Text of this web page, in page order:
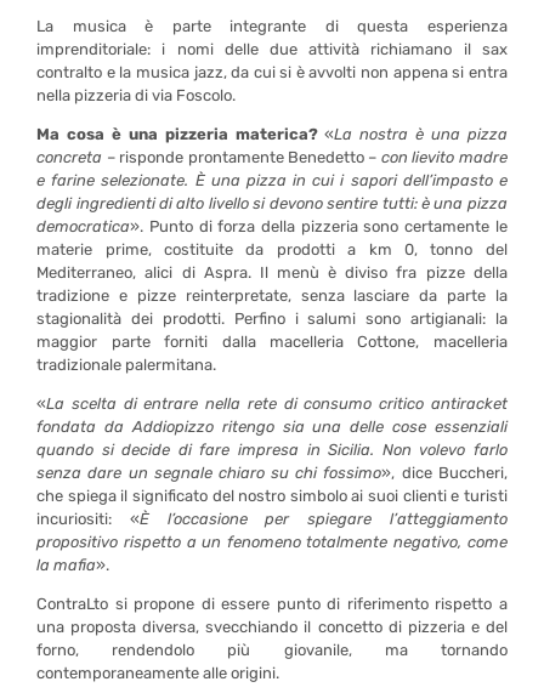
La musica è parte integrante di questa esperienza
imprenditoriale: i nomi delle due attività richiamano il sax
contralto e la musica jazz, da cui si è avvolti non appena si entra
nella pizzeria di via Foscolo.
Ma cosa è una pizzeria materica?«La nostra è una pizza
concreta – risponde prontamente Benedetto – con lievito madre
e farine selezionate. È una pizza in cui i sapori dell’impasto e
degli ingredienti di alto livello si devono sentire tutti: è una pizza
democratica». Punto di forza della pizzeria sono certamente le
materie prime, costituite da prodotti a km 0, tonno del
Mediterraneo, alici di Aspra. Il menù è diviso fra pizze della
tradizione e pizze reinterpretate, senza lasciare da parte la
stagionalità dei prodotti. Perfino i salumi sono artigianali: la
maggior parte forniti dalla macelleria Cottone, macelleria
tradizionale palermitana.
«La scelta di entrare nella rete di consumo critico antiracket
fondata da Addiopizzo ritengo sia una delle cose essenziali
quando si decide di fare impresa in Sicilia. Non volevo farlo
senza dare un segnale chiaro su chi fossimo», dice Buccheri,
che spiega il significato del nostro simbolo ai suoi clienti e turisti
incuriositi: «È l’occasione per spiegare l’atteggiamento
propositivo rispetto a un fenomeno totalmente negativo, come
la mafia».
ContraLto si propone di essere punto di riferimento rispetto a
una proposta diversa, svecchiando il concetto di pizzeria e del
forno, rendendolo più giovanile, ma tornando
contemporaneamente alle origini.